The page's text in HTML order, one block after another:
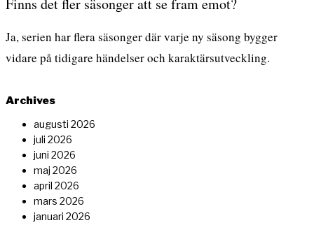
Finns det fler säsonger att se fram emot?
Ja, serien har flera säsonger där varje ny säsong bygger
vidare på tidigare händelser och karaktärsutveckling.
Archives
augusti 2026
juli 2026
juni 2026
maj 2026
april 2026
mars 2026
januari 2026